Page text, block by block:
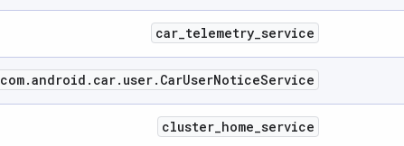
car_telemetry_service
com.android . car. user. CarUserNoticeService
cluster_home_service